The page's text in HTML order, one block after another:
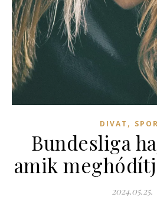
DIVAT ,
Bundesliga
amik
2024.05.25.